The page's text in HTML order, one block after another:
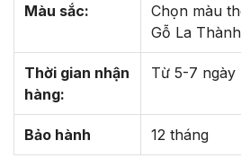
Màu sắc:
Chọn màu
Gỗ La Thành
Thời gian nhận
hàng:
Từ 5-7 ngày
Bảo hành 12 tháng